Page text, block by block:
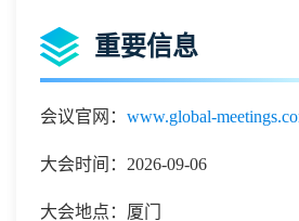
重要信息
会议官网： www.global-
大会时间：2026-09-06
大会地点：厦门